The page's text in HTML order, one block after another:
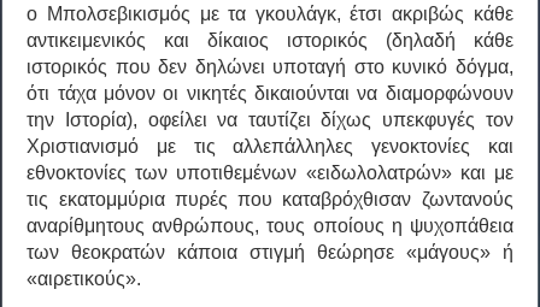
ο Μπολσεβικισμός με τα γκουλάγκ, έτσι ακριβώς κάθε
αντικειμενικός και δίκαιος ιστορικός (δηλαδή κάθε
ιστορικός που δεν δηλώνει υποταγή στο κυνικό δόγμα,
ότι τάχα μόνον οι νικητές δικαιούνται να διαμορφώνουν
την Ιστορία), οφείλει να ταυτίζει δίχως υπεκφυγές τον
Χριστιανισμό με τις αλλεπάλληλες γενοκτονίες και
εθνοκτονίες των υποτιθεμένων «ειδωλολατρών» και με
τις εκατομμύρια πυρές που καταβρόχθισαν ζωντανούς
αναρίθμητους ανθρώπους, τους οποίους η ψυχοπάθεια
των θεοκρατών κάποια στιγμή θεώρησε «μάγους» ή
«αιρετικούς».